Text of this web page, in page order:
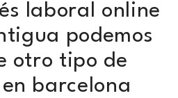
laboral online
podemos
otro tipo de
barcelona